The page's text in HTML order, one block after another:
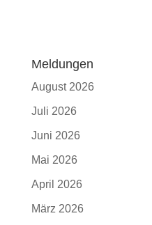
Meldungen
August 2026
Juli 2026
Juni 2026
Mai 2026
April 2026
März 2026